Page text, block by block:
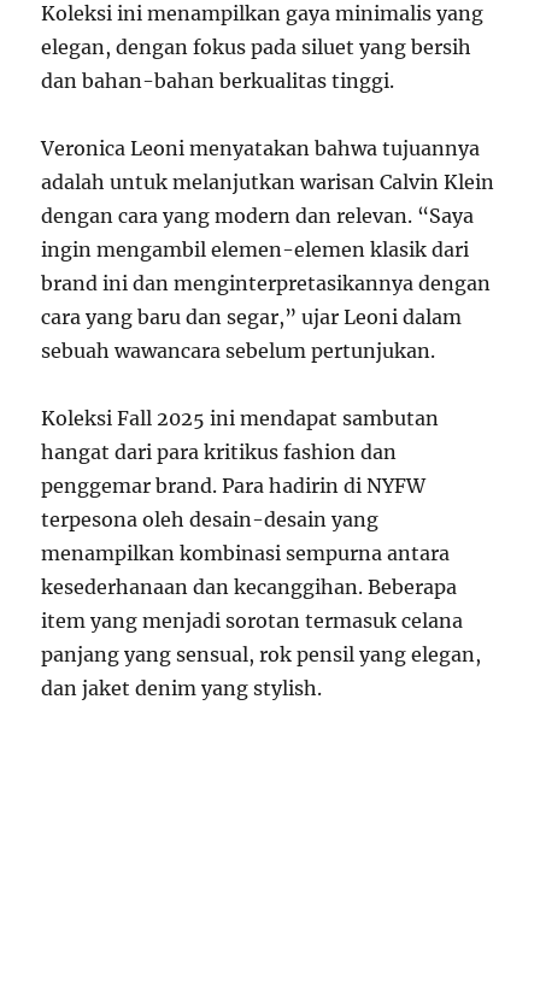
Koleksi ini menampilkan gaya minimalis yang
elegan, dengan fokus pada siluet yang bersih
dan bahan-bahan berkualitas tinggi.
Veronica Leoni menyatakan bahwa tujuannya
adalah untuk melanjutkan warisan Calvin Klein
dengan cara yang modern dan relevan. “Saya
ingin mengambil elemen-elemen klasik dari
brand ini dan menginterpretasikannya dengan
cara yang baru dan segar,” ujar Leoni dalam
sebuah wawancara sebelum pertunjukan.
Koleksi Fall 2025 ini mendapat sambutan
hangat dari para kritikus fashion dan
penggemar brand. Para hadirin di NYFW
terpesona oleh desain-desain yang
menampilkan kombinasi sempurna antara
kesederhanaan dan kecanggihan. Beberapa
item yang menjadi sorotan termasuk celana
panjang yang sensual, rok pensil yang elegan,
dan jaket denim yang stylish.